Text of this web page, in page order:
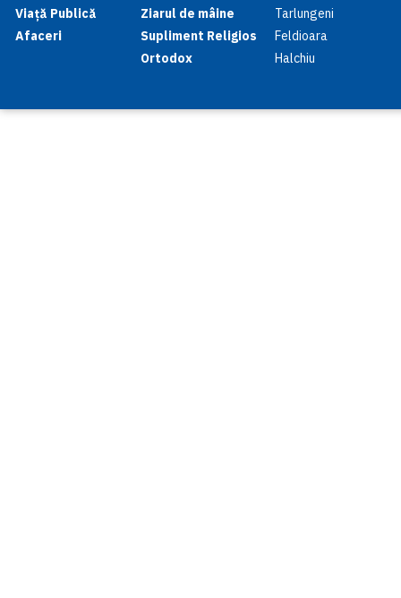
Viață Publică
Afaceri
Ziarul de mâine
Supliment Religios
Ortodox
Tarlungeni
Feldioara
Halchiu